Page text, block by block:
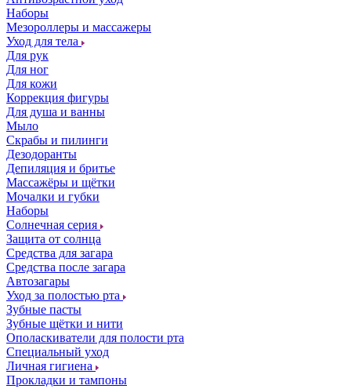
Наборы
Мезороллеры и массажеры
Уход для тела
Для рук
Для ног
Для кожи
Коррекция фигуры
Для душа и ванны
Мыло
Скрабы и пилинги
Дезодоранты
Депиляция и бритье
Массажёры и щётки
Мочалки и губки
Наборы
Солнечная серия
Защита от солнца
Средства для загара
Средства после загара
Автозагары
Уход за полостью рта
Зубные пасты
Зубные щётки и нити
Ополаскиватели для полости рта
Специальный уход
Личная гигиена
Прокладки и тампоны